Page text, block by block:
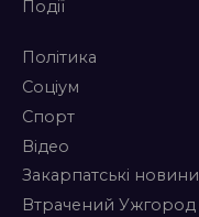
Події
Політика
Соціум
Спорт
Відео
Закарпатські новини
Втрачений Ужгород